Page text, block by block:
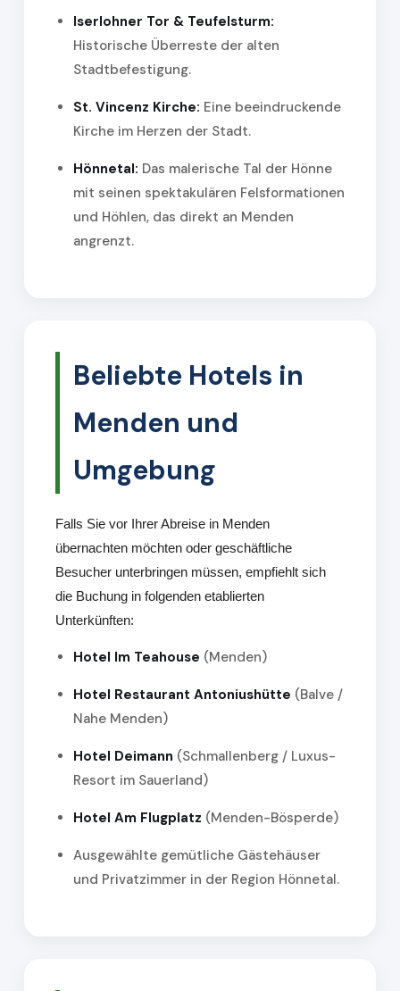
Iserlohner Tor & Teufelsturm:
Historische Überreste der alten
Stadtbefestigung.
St. Vincenz Kirche: Eine beeindruckende
Kirche im Herzen der Stadt.
Hönnetal: Das malerische Tal der Hönne
mit seinen spektakulären Felsformationen
und Höhlen, das direkt an Menden
angrenzt.
Beliebte Hotels in
Menden und
Umgebung
Falls Sie vor Ihrer Abreise in Menden
übernachten möchten oder geschäftliche
Besucher unterbringen müssen, empfiehlt sich
die Buchung in folgenden etablierten
Unterkünften:
Hotel Im Teahouse (Menden)
Hotel Restaurant Antoniushütte (Balve /
Nahe Menden)
Hotel Deimann (Schmallenberg / Luxus-
Resort im Sauerland)
Hotel Am Flugplatz (Menden-Bösperde)
Ausgewählte gemütliche Gästehäuser
und Privatzimmer in der Region Hönnetal.